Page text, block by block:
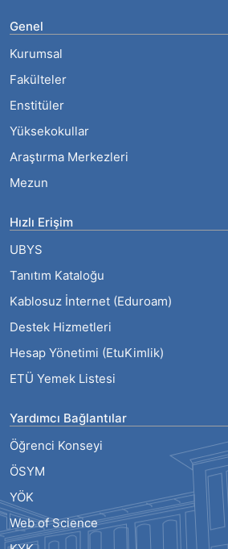
Genel
Kurumsal
Fakülteler
Enstitüler
Yüksekokullar
Araştırma Merkezleri
Mezun
Hızlı Erişim
UBYS
Tanıtım Kataloğu
Kablosuz İnternet (Eduroam)
Destek Hizmetleri
Hesap Yönetimi (EtuKimlik)
ETÜ Yemek Listesi
Yardımcı Bağlantılar
Öğrenci Konseyi
ÖSYM
YÖK
Web of Science